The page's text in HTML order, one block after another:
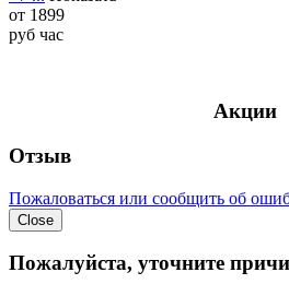
от 1899
руб час
Акции
Отзыв
Пожаловаться или сообщить об
Close
Пожалуйста, уточните